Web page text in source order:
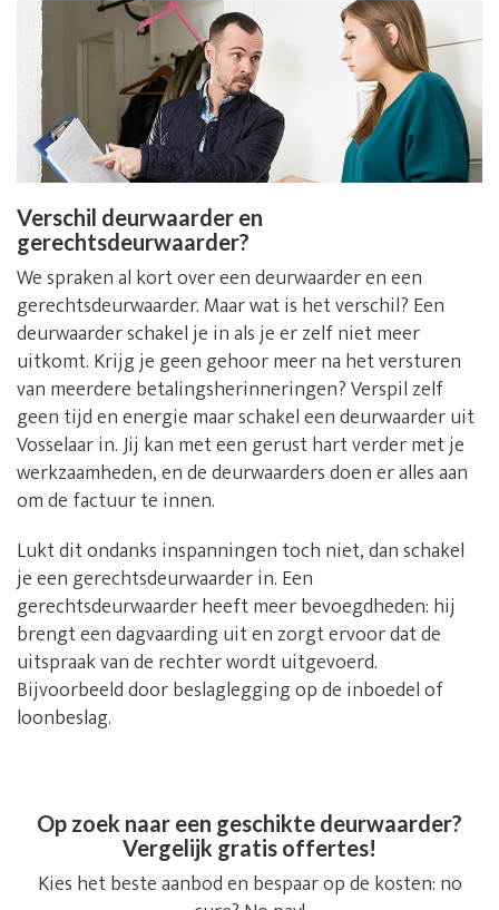
Verschil deurwaarder en
gerechtsdeurwaarder?
We spraken al kort over een deurwaarder en een
gerechtsdeurwaarder. Maar wat is het verschil? Een
deurwaarder schakel je in als je er zelf niet meer
uitkomt. Krijg je geen gehoor meer na het versturen
van meerdere betalingsherinneringen? Verspil zelf
geen tijd en energie maar schakel een deurwaarder uit
Vosselaar in. Jij kan met een gerust hart verder met je
werkzaamheden, en de deurwaarders doen er alles aan
om de factuur te innen.
Lukt dit ondanks inspanningen toch niet, dan schakel
je een gerechtsdeurwaarder in. Een
gerechtsdeurwaarder heeft meer bevoegdheden: hij
brengt een dagvaarding uit en zorgt ervoor dat de
uitspraak van de rechter wordt uitgevoerd.
Bijvoorbeeld door beslaglegging op de inboedel of
loonbeslag.
Op zoek naar een geschikte deurwaarder?
Vergelijk gratis offertes!
Kies het beste aanbod en bespaar op de kosten: no